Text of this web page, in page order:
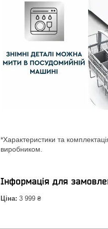
*Характеристики та
виробником.
Інформація для
Ціна: 3 999 ₴